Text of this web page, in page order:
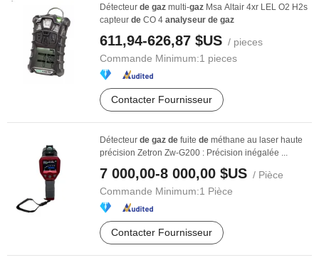
Détecteur de gaz multi-gaz Msa Altair 4xr LEL O2 H2s
capteur de CO 4 analyseur de gaz
611,94-626,87 $US / pieces
Commande Minimum:1 pieces
Contacter Fournisseur
Détecteur de gaz de fuite de méthane au laser haute
précision Zetron Zw-G200 : Précision inégalée ...
7 000,00-8 000,00 $US / Pièce
Commande Minimum:1 Pièce
Contacter Fournisseur